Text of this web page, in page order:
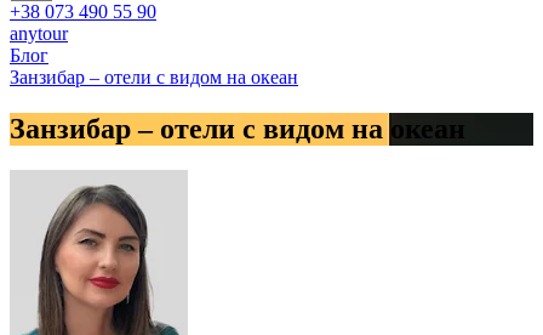
+38 073 490 55 90
anytour
Блог
Занзибар – отели с видом на океан
Занзибар – отели с видом на океан